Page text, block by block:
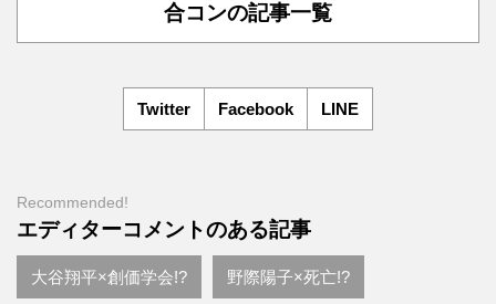
合コンの記事一覧
Twitter Facebook LINE
Recommended!
エディターコメントのある記事
大谷翔平×創価学会!? 野際陽子×死亡!?